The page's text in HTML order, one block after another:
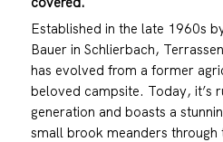
Established in the late 1960s
Bauer in Schlierbach,
has evolved from a former
beloved campsite. Today, it’s
generation and boasts a
small brook meanders through